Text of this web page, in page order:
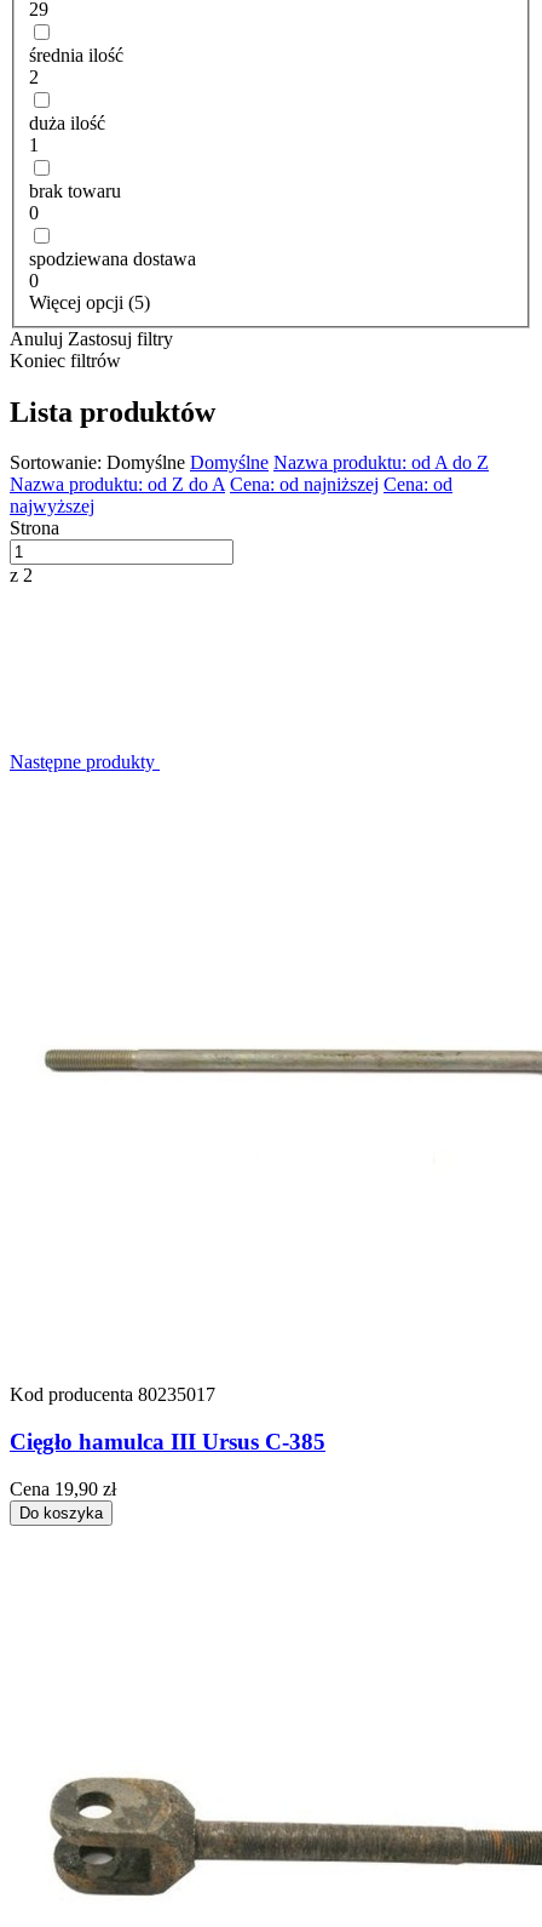
29
średnia ilość
2
duża ilość
1
brak towaru
0
spodziewana dostawa
0
Więcej opcji (5)
Anuluj Zastosuj filtry
Koniec filtrów
Lista produktów
Sortowanie: Domyślne Domyślne Nazwa produktu: od A do Z
Nazwa produktu: od Z do A Cena: od najniższej Cena: od
najwyższej
Strona
z 2
Następne produkty
Kod producenta 80235017
Cięgło hamulca III Ursus C-385
Cena 19,90 zł
Do koszyka